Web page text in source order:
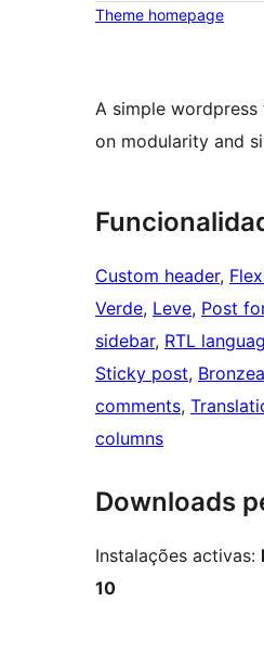
Theme homepage
A simple wordpress
on modularity and
Custom header,
Verde, Leve, Post
sidebar, RTL
Sticky post,
comments,
columns
Downloads
Instalações activas:
10